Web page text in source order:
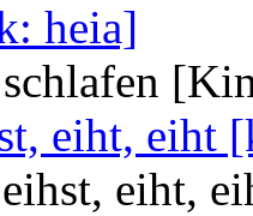
heia]
eiht, eiht
eiht,